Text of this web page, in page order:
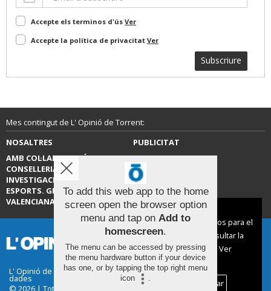
Accepte els terminos d'ús Ver
Accepte la política de privacitat Ver
Subscriure
Mes contingut de L' Opinió de Torrent:
NOSALTRES
PUBLICITAT
AMB COL·LABORACIÓ DE LA
CONSELLERIA D’EDUCACIÓ,
INVESTIGACIÓ, CULTURA I
ESPORTS. GENERALITAT
VALENCIANA.
CONTACTE
L' Opinió de Torrent |Termes d'ús| Protecció de
dades
© 2026 | Tots els drets reservats
To add this web app to the home
screen open the browser option
menu and tap on Add to
homescreen.
The menu can be accessed by pressing
the menu hardware button if your device
has one, or by tapping the top right menu
icon
.
Aviso sobre el Uso de cookies:
Utilizamos cookies nuestras y de terceros para el
funcionamiento del digital. Puedes consultar la
lista de cookies y como desconectarlas.
Ver
nuestra Política de Privacidad y Cookies
Aceptar Cookies
Personalizar